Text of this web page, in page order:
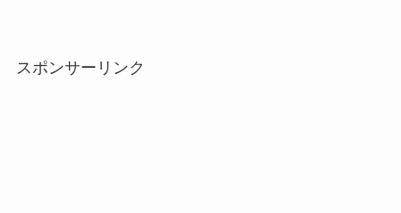
スポンサーリンク